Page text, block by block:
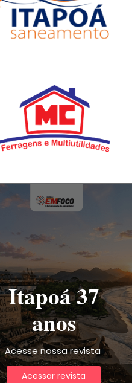
Itapoá 37
anos
Acesse nossa revista
Acessar revista